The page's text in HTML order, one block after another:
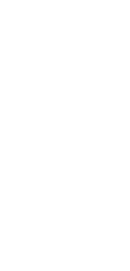
lista de desejos